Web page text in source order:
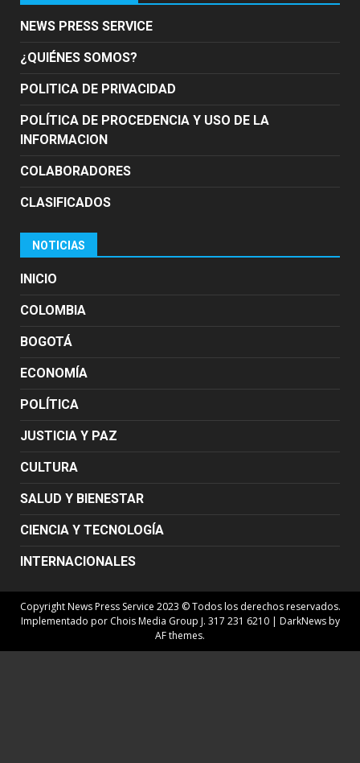
NEWS PRESS SERVICE
¿QUIÉNES SOMOS?
POLITICA DE PRIVACIDAD
POLÍTICA DE PROCEDENCIA Y USO DE LA
INFORMACION
COLABORADORES
CLASIFICADOS
NOTICIAS
INICIO
COLOMBIA
BOGOTÁ
ECONOMÍA
POLÍTICA
JUSTICIA Y PAZ
CULTURA
SALUD Y BIENESTAR
CIENCIA Y TECNOLOGÍA
INTERNACIONALES
Copyright News Press Service 2023 © Todos los derechos reservados.
Implementado por Chois Media Group J. 317 231 6210 | DarkNewsby
AF themes.